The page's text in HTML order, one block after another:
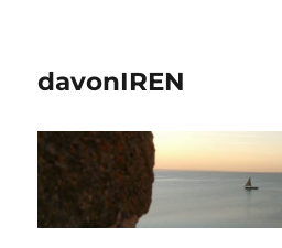
davonIREN